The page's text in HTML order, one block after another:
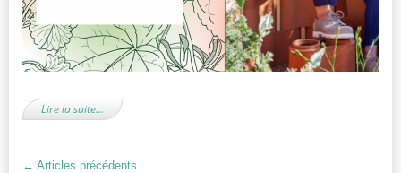
Lire la suite…
← Articles précédents